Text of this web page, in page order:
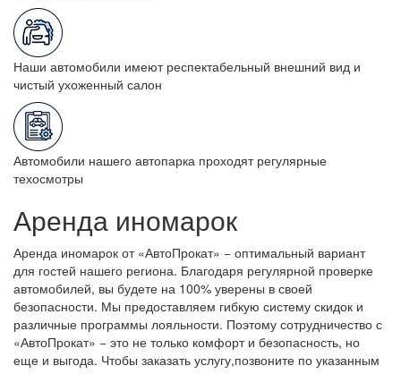
Наши автомобили имеют респектабельный внешний вид и
чистый ухоженный салон
Автомобили нашего автопарка проходят регулярные
техосмотры
Аренда иномарок
Аренда иномарок от «АвтоПрокат» − оптимальный вариант
для гостей нашего региона. Благодаря регулярной проверке
автомобилей, вы будете на 100% уверены в своей
безопасности. Мы предоставляем гибкую систему скидок и
различные программы лояльности. Поэтому сотрудничество с
«АвтоПрокат» − это не только комфорт и безопасность, но
еще и выгода. Чтобы заказать услугу,позвоните по указанным